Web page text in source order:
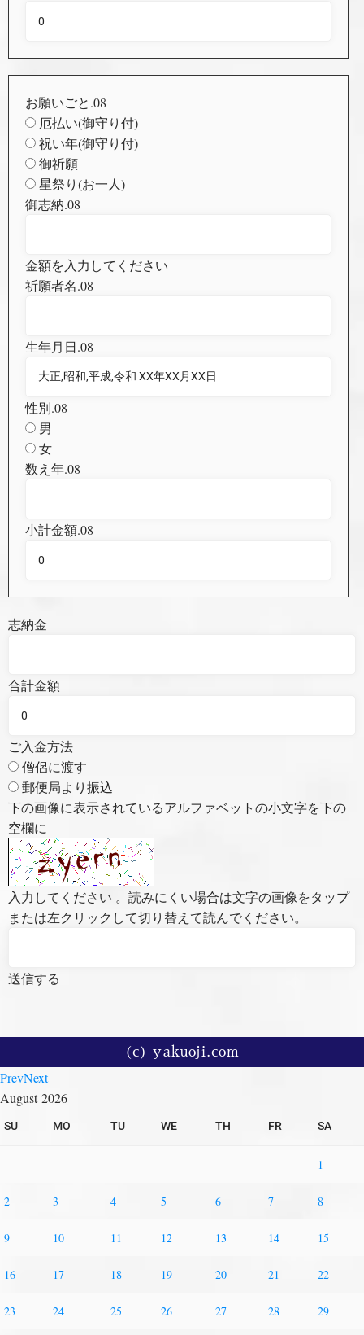
お願いごと.08
厄払い(御守り付)
祝い年(御守り付)
御祈願
星祭り(お一人)
御志納.08
金額を入力してください
祈願者名.08
生年月日.08
性別.08
男
女
数え年.08
小計金額.08
志納金
合計金額
ご入金方法
僧侶に渡す
郵便局より振込
下の画像に表示されているアルファベットの小文字を下の
空欄に
入力してください 。読みにくい場合は文字の画像をタップ
または左クリックして切り替えて読んでください。
送信する
(c) yakuoji.com
PrevNext
August 2026
SU MO TU WE TH FR SA
1
2 3 4 5 6 7 8
9 10 11 12 13 14 15
16 17 18 19 20 21 22
23 24 25 26 27 28 29